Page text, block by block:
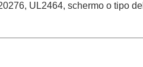
UL2464, schermo o tipo del